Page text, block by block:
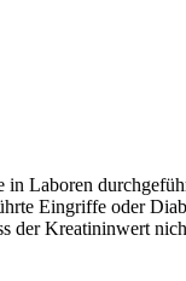
Laboren
Eingriffe oder
der Kreatininwert